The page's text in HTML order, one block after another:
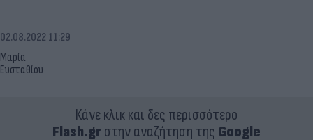
Μαρία
Ευσταθίου
02.08.2022 11:29
Κάνε κλικ και δες περισσότερο
Flash.grστην αναζήτηση της Google